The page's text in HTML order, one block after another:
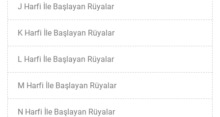
J Harfi İle Başlayan Rüyalar
K Harfi İle Başlayan Rüyalar
L Harfi İle Başlayan Rüyalar
M Harfi İle Başlayan Rüyalar
N Harfi İle Başlayan Rüyalar